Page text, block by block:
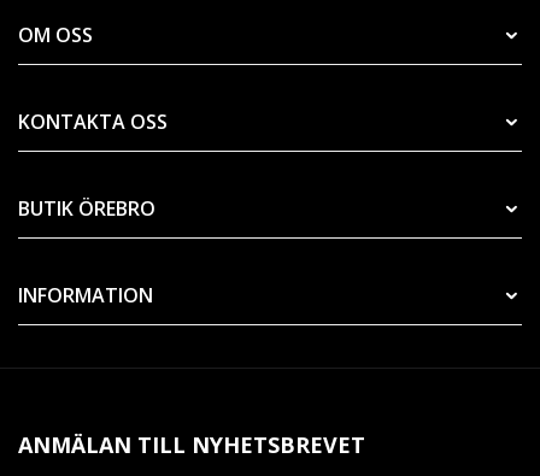
OM OSS
KONTAKTA OSS
BUTIK ÖREBRO
INFORMATION
ANMÄLAN TILL NYHETSBREVET